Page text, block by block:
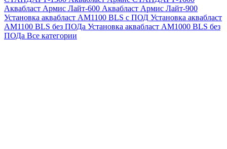
Аквабласт Армис Лайт-600 Аквабласт Армис Лайт-900
Установка аквабласт AM1100 BLS с ПОД Установка аквабласт
AM1100 BLS без ПОДа Установка аквабласт AM1000 BLS без
ПОДа Все категории